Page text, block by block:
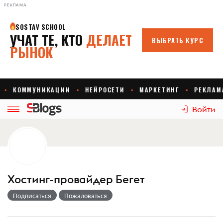
РЕКЛАМА
Войти
Хостинг-провайдер Бегет
Подписаться Пожаловаться